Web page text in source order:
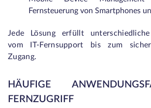
Fernsteuerung von Smartphones
Jede Lösung erfüllt
vom IT-Fernsupport bis zum
Zugang.
HÄUFIGE
FERNZUGRIFF